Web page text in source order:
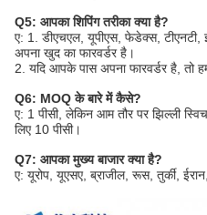
Q5: आपका शिपिंग तरीका क्या है?
ए: 1. डीएचएल, यूपीएस, फेडेक्स, टीएनटी,
अपना खुद का फारवर्डर है।
2. यदि आपके पास अपना फारवर्डर है,
Q6: MOQ के बारे में कैसे?
ए: 1 पीसी, लेकिन आम तौर पर झिल्ली
लिए 10 पीसी।
Q7: आपका मुख्य बाजार क्या है?
ए: यूरोप, यूएसए, ब्राजील, रूस, तुर्की,